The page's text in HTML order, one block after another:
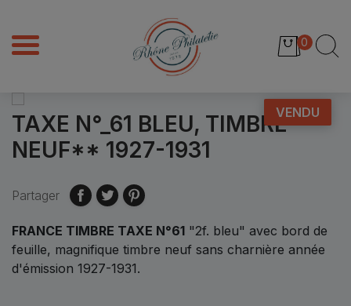
0
VENDU
TAXE N°_61 BLEU, TIMBRE
NEUF** 1927-1931
Partager
FRANCE TIMBRE TAXE N°61 "2f. bleu" avec bord de
feuille, magnifique timbre neuf sans charnière année
d'émission 1927-1931.